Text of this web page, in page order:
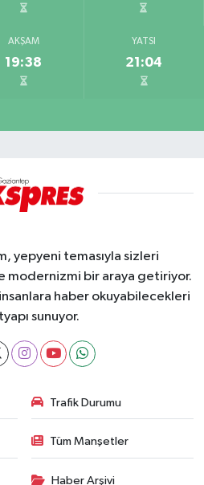
AKŞAM
19:38
YATSI
21:04
yepyeni temasıyla sizleri
modernizmi bir araya getiriyor.
haber okuyabilecekleri
sunuyor.
Trafik Durumu
Tüm Manşetler
Haber Arşivi